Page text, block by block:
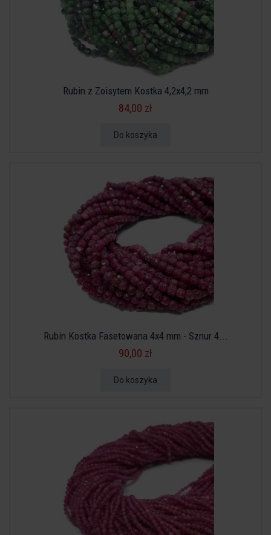
Rubin z Zoisytem Kostka 4,2x4,2 mm
84,00 zł
Do koszyka
Rubin Kostka Fasetowana 4x4 mm - Sznur 4...
90,00 zł
Do koszyka